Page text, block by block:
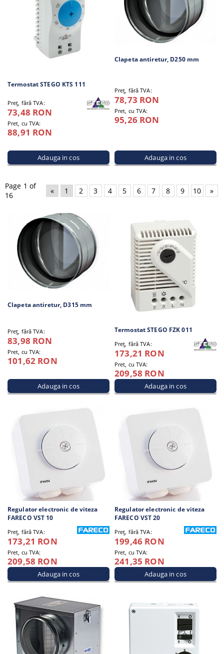
Termostat STEGO KTS 111
Preţ, fără TVA:
73,48 RON
Pret, cu TVA:
88,91 RON
Clapeta antiretur, D250 mm
Preţ, fără TVA:
78,73 RON
Pret, cu TVA:
95,26 RON
Page 1 of
16
« 1 2 3 4 5 6 7 8 9 10 »
Clapeta antiretur, D315 mm
Preţ, fără TVA:
83,98 RON
Pret, cu TVA:
101,62 RON
Termostat STEGO FZK 011
Preţ, fără TVA:
173,21 RON
Pret, cu TVA:
209,58 RON
Regulator electronic de viteza
FARECO VST 10
Preţ, fără TVA:
173,21 RON
Pret, cu TVA:
209,58 RON
Regulator electronic de viteza
FARECO VST 20
Preţ, fără TVA:
199,46 RON
Pret, cu TVA:
241,35 RON